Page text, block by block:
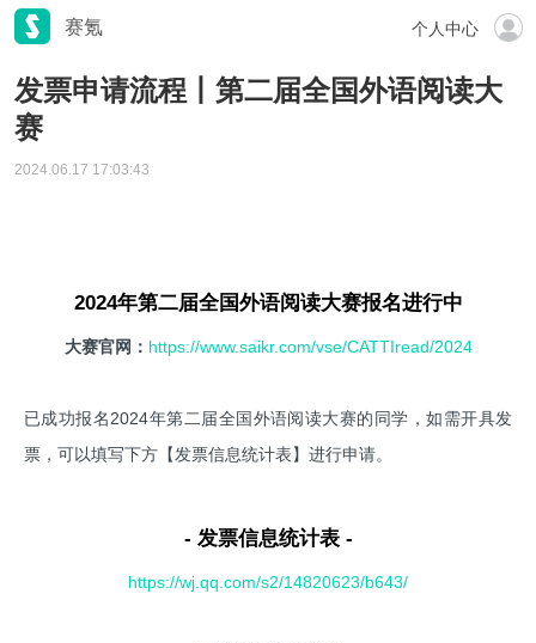
赛氪 个人中心
发票申请流程丨第二届全国外语阅读大
赛
2024.06.17 17:03:43
2024年第二届全国外语阅读大赛报名进行中
大赛官网： https://www.saikr.com/vse/CATTIread/2024
已成功报名2024年第二届全国外语阅读大赛的同学，如需开具发
票，可以填写下方【发票信息统计表】进行申请。
- 发票信息统计表 -
https://wj.qq.com/s2/14820623/b643/